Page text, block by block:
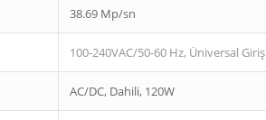
38.69 Mp/sn
100-240VAC/50-60 Hz, Üniversal Giriş
AC/DC, Dahili, 120W